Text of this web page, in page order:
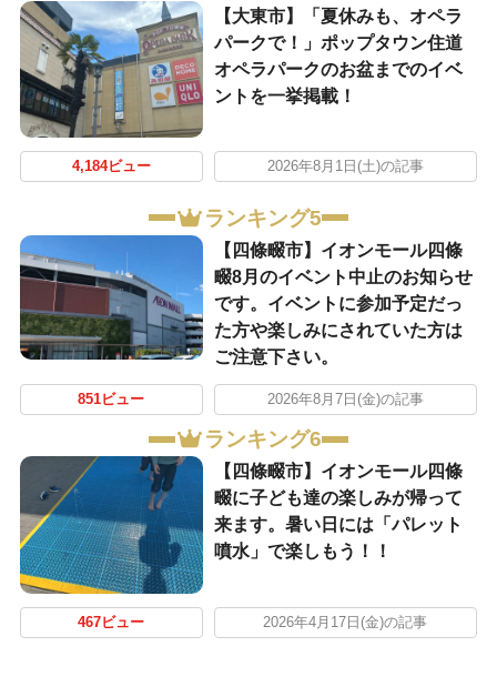
【大東市】「夏休みも、オペラ
パークで！」ポップタウン住道
オペラパークのお盆までのイベ
ントを一挙掲載！
4,184ビュー 2026年8月1日(土)の記事
ランキング5
【四條畷市】イオンモール四條
畷8月のイベント中止のお知らせ
です。イベントに参加予定だっ
た方や楽しみにされていた方は
ご注意下さい。
851ビュー 2026年8月7日(金)の記事
ランキング6
【四條畷市】イオンモール四條
畷に子ども達の楽しみが帰って
来ます。暑い日には「パレット
噴水」で楽しもう！！
467ビュー 2026年4月17日(金)の記事